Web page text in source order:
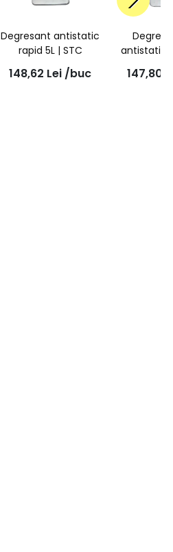
Degresant antistatic
rapid 5L | STC
148,62 Lei /buc
antistatic,
147,80